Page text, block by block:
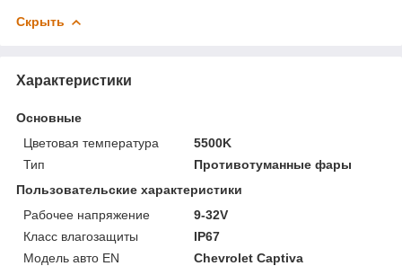
Скрыть
Характеристики
Основные
Цветовая температура
5500K
Тип
Противотуманные фары
Пользовательские характеристики
Рабочее напряжение
9-32V
Класс влагозащиты
IP67
Модель авто EN
Chevrolet Captiva